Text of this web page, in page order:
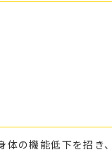
の機能低下を招